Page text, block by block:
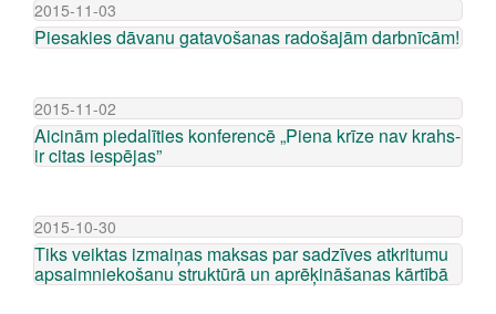
2015-11-03
Piesakies dāvanu gatavošanas radošajām darbnīcām!
2015-11-02
Aicinām piedalīties konferencē „Piena krīze nav krahs-
ir citas iespējas”
2015-10-30
Tiks veiktas izmaiņas maksas par sadzīves atkritumu
apsaimniekošanu struktūrā un aprēķināšanas kārtībā